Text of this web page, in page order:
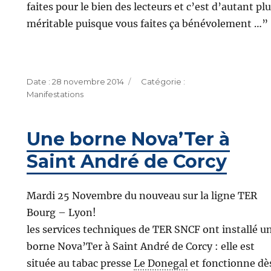
faites pour le bien des lecteurs et c’est d’autant
méritable puisque vous faites ça bénévolement …”
Publié
le
28 novembre 2014
Catégories
Manifestations
Une borne Nova’Ter à
Saint André de Corcy
Mardi 25 Novembre du nouveau sur la ligne TER
Bourg – Lyon!
les services techniques de TER SNCF ont installé
borne Nova’Ter à Saint André de Corcy : elle est
située au tabac presse Le Donegalet fonctionne